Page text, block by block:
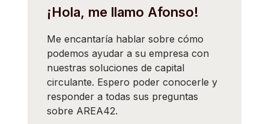
¡Hola, me llamo Afonso!
Me encantaría hablar sobre cómo
podemos ayudar a su empresa con
nuestras soluciones de capital
circulante. Espero poder conocerle y
responder a todas sus preguntas
sobre AREA42.